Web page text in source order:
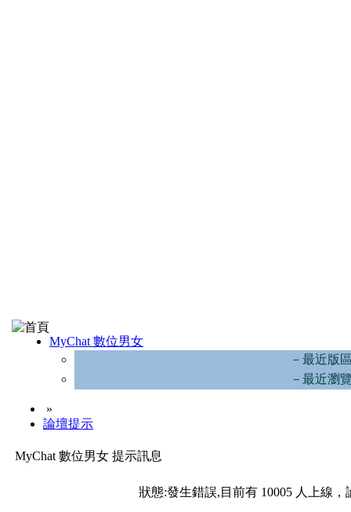
MyChat 數位男女
－最近版
－最近瀏
»
論壇提示
MyChat 數位男女 提示訊息
狀態:發生錯誤,目前有 10005 人上線